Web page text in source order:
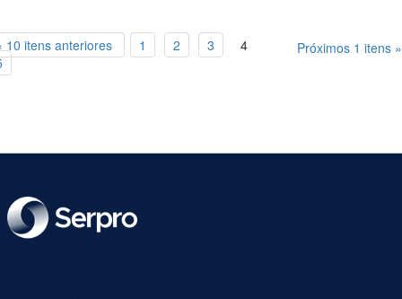
10 itens anteriores Próximos 1 itens »
1 2 3
4